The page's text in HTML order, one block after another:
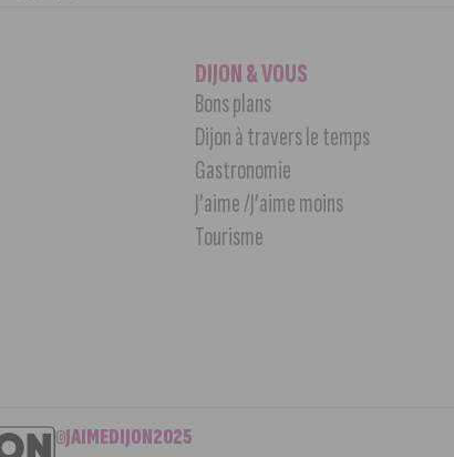
DIJON & VOUS
Bons plans
Dijon à travers le temps
Gastronomie
J’aime /J’aime moins
Tourisme
©JAIMEDIJON2025